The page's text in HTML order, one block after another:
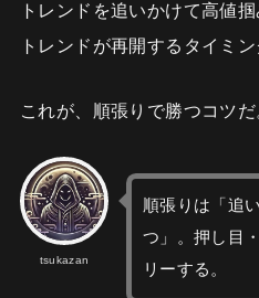
トレンドを追いかけて高値
トレンドが再開するタイミン
これが、順張りで勝つコツだ
tsukazan
順張りは「追
つ」。押し目
リーする。